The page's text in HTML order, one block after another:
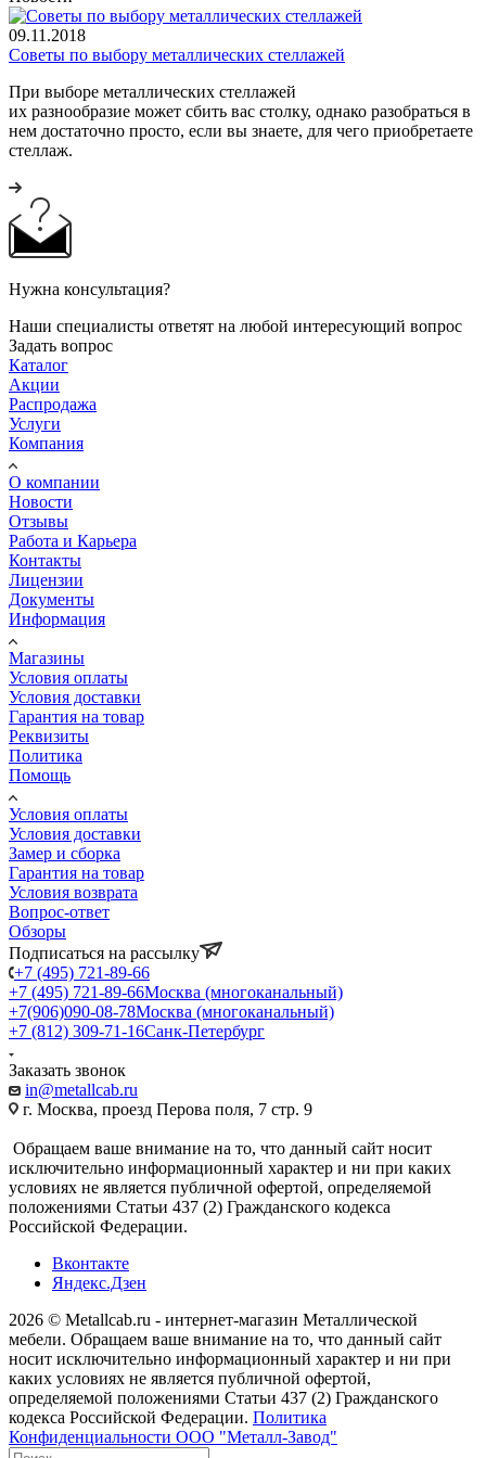
09.11.2018
Советы по выбору металлических стеллажей
При выборе металлических стеллажей
их разнообразие может сбить вас столку, однако разобраться в
нем достаточно просто, если вы знаете, для чего приобретаете
стеллаж.
Нужна консультация?
Наши специалисты ответят на любой интересующий вопрос
Задать вопрос
Каталог
Акции
Распродажа
Услуги
Компания
О компании
Новости
Отзывы
Работа и Карьера
Контакты
Лицензии
Документы
Информация
Магазины
Условия оплаты
Условия доставки
Гарантия на товар
Реквизиты
Политика
Помощь
Условия оплаты
Условия доставки
Замер и сборка
Гарантия на товар
Условия возврата
Вопрос-ответ
Обзоры
Подписаться на рассылку
+7 (495) 721-89-66
+7 (495) 721-89-66Москва (многоканальный)
+7(906)090-08-78Москва (многоканальный)
+7 (812) 309-71-16Санк-Петербург
Заказать звонок
in@metallcab.ru
г. Москва, проезд Перова поля, 7 стр. 9
Обращаем ваше внимание на то, что данный сайт носит
исключительно информационный характер и ни при каких
условиях не является публичной офертой, определяемой
положениями Статьи 437 (2) Гражданского кодекса
Российской Федерации.
Вконтакте
Яндекс.Дзен
2026 © Metallcab.ru - интернет-магазин Металлической
мебели. Обращаем ваше внимание на то, что данный сайт
носит исключительно информационный характер и ни при
каких условиях не является публичной офертой,
определяемой положениями Статьи 437 (2) Гражданского
кодекса Российской Федерации. Политика
Конфиденциальности ООО "Металл-Завод"